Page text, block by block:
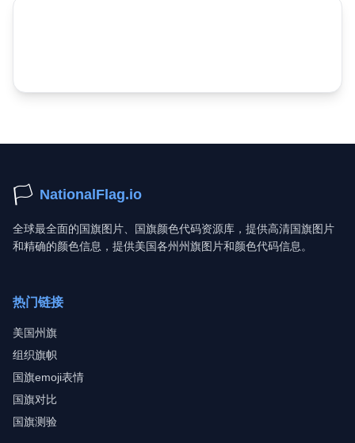
🏳️ NationalFlag.io
全球最全面的国旗图片、国旗颜色代码资源库，提供高清国旗图片
和精确的颜色信息，提供美国各州州旗图片和颜色代码信息。
热门链接
美国州旗
组织旗帜
国旗emoji表情
国旗对比
国旗测验